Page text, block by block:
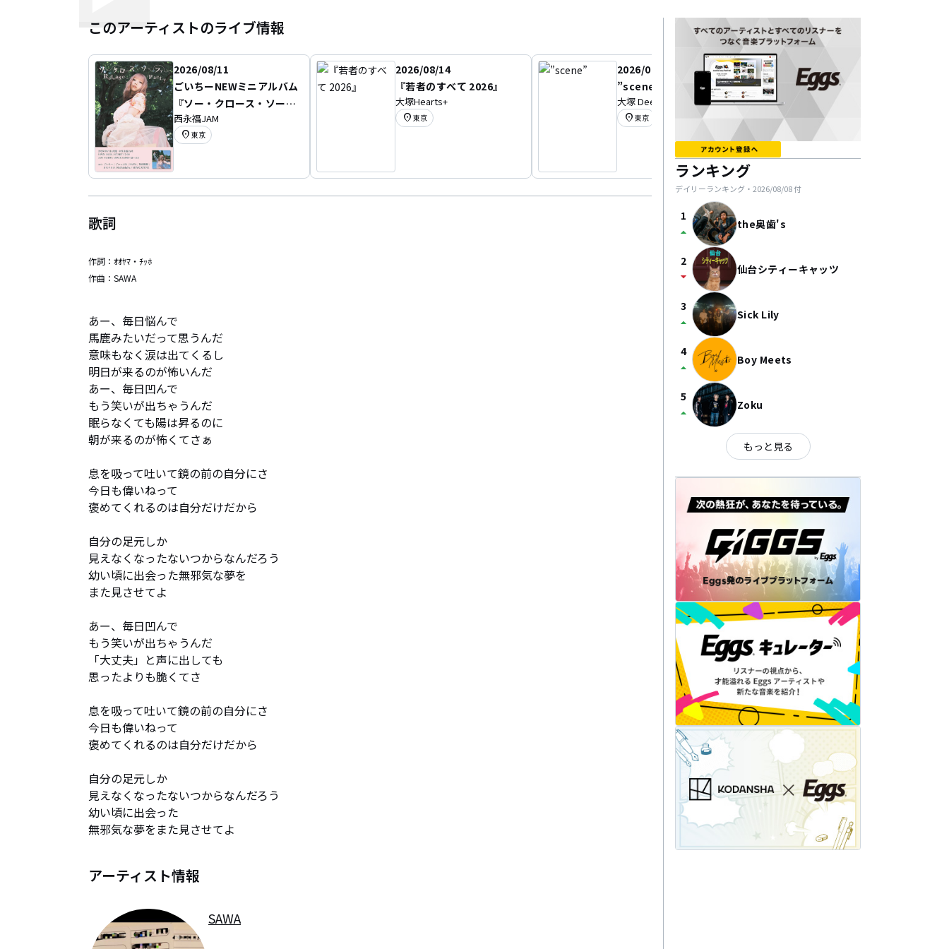
このアーティストのライブ情報
2026/08/11
ごいちーNEWミニアルバム
『ソー・クロース・ソー・
ファー』 Release Party
西永福JAM
location_on 東京
2026/08/14
『若者のすべて 2026』
大塚Hearts+
location_on 東京
2026/08/26
”scene”
大塚 Deepa
location_on 東京
2026/08/27
アトレスティア 2nd
歌詞
作詞： ｵｵﾔﾏ・ﾁｯﾎ
作曲： SAWA
あー、毎日悩んで
馬鹿みたいだって思うんだ
意味もなく涙は出てくるし
明日が来るのが怖いんだ
あー、毎日凹んで
もう笑いが出ちゃうんだ
眠らなくても陽は昇るのに
朝が来るのが怖くてさぁ
息を吸って吐いて鏡の前の自分にさ
今日も偉いねって
褒めてくれるのは自分だけだから
自分の足元しか
見えなくなったないつからなんだろう
幼い頃に出会った無邪気な夢を
また見させてよ
あー、毎日凹んで
もう笑いが出ちゃうんだ
「大丈夫」と声に出しても
思ったよりも脆くてさ
息を吸って吐いて鏡の前の自分にさ
今日も偉いねって
褒めてくれるのは自分だけだから
自分の足元しか
見えなくなったないつからなんだろう
幼い頃に出会った
無邪気な夢をまた見させてよ
アーティスト情報
SAWA
ランキング
デイリーランキング・ 2026/08/08付
1
arrow_drop_up the奥歯's
2
arrow_drop_down 仙台シティーキャッツ
3
arrow_drop_up Sick Lily
4
arrow_drop_up Boy Meets
5
arrow_drop_up Zoku
もっと見る